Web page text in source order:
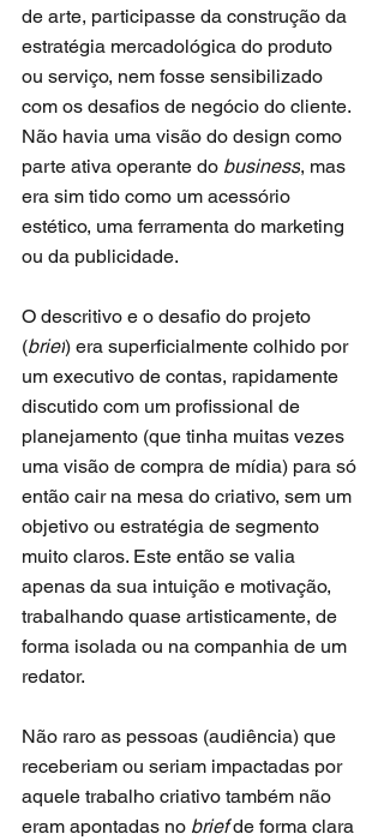
de arte, participasse da construção da
estratégia mercadológica do produto
ou serviço, nem fosse sensibilizado
com os desafios de negócio do cliente.
Não havia uma visão do design como
parte ativa operante do business, mas
era sim tido como um acessório
estético, uma ferramenta do marketing
ou da publicidade.
O descritivo e o desafio do projeto
(brief) era superficialmente colhido por
um executivo de contas, rapidamente
discutido com um profissional de
planejamento (que tinha muitas vezes
uma visão de compra de mídia) para só
então cair na mesa do criativo, sem um
objetivo ou estratégia de segmento
muito claros. Este então se valia
apenas da sua intuição e motivação,
trabalhando quase artisticamente, de
forma isolada ou na companhia de um
redator.
Não raro as pessoas (audiência) que
receberiam ou seriam impactadas por
aquele trabalho criativo também não
eram apontadas no brief de forma clara